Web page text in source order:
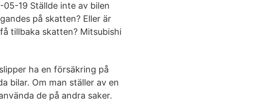
19 Ställde inte av bilen
på skatten? Eller är
tillbaka skatten? Mitsubishi
ha en försäkring på
bilar. Om man ställer av en
de på andra saker.